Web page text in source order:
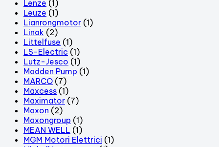
Lenze (1)
Leuze (1)
Lianrongmotor (1)
Linak (2)
Littelfuse (1)
LS-Electric (1)
Lutz-Jesco (1)
Madden Pump (1)
MARCO (7)
Maxcess (1)
Maximator (7)
Maxon (2)
Maxongroup (1)
MEAN WELL (1)
MGM Motori Elettrici (1)